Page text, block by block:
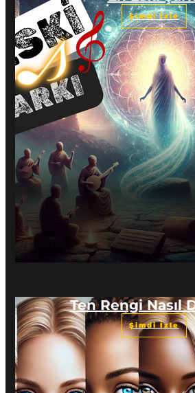
Şimdi İzle
Ten Rengi Nasıl
Şimdi İzle